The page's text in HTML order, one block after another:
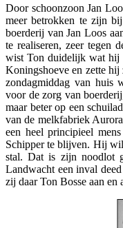
Door schoonzoon Jan
meer betrokken te zijn
boerderij van Jan Loos
te realiseren, zeer tegen
wist Ton duidelijk wat hij
Koningshoeve en zette
zondagmiddag van huis
voor de zorg van
maar beter op een
van de melkfabriek
een heel principieel
Schipper te blijven. Hij
stal. Dat is zijn noodlot
Landwacht een inval
zij daar Ton Bosse aan en